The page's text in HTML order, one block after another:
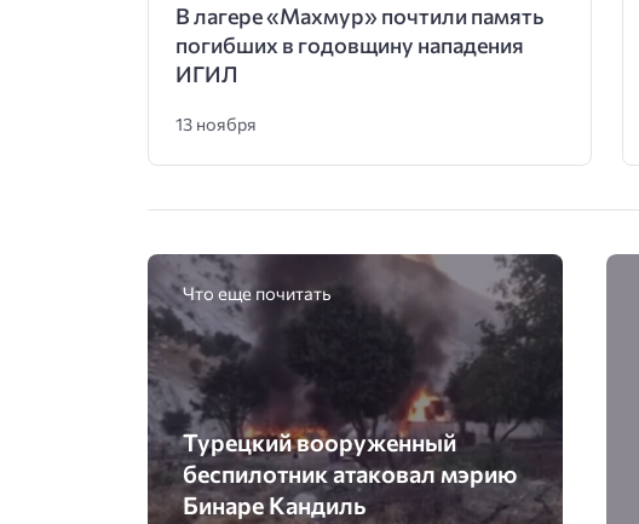
В лагере «Махмур» почтили память
погибших в годовщину нападения
ИГИЛ
13 ноября
Что еще почитать
Турецкий вооруженный
беспилотник атаковал мэрию
Бинаре Кандиль